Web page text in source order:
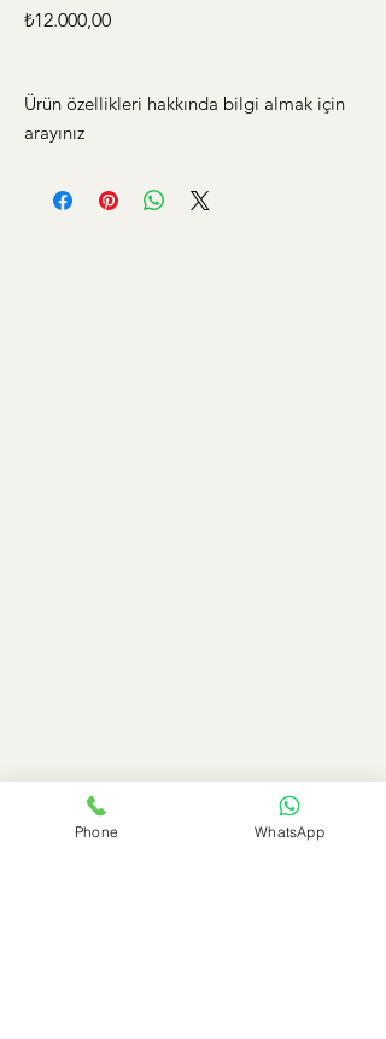
₺12.000,00Fiyat
Ürün özellikleri hakkında bilgi almak için
arayınız
Phone WhatsApp